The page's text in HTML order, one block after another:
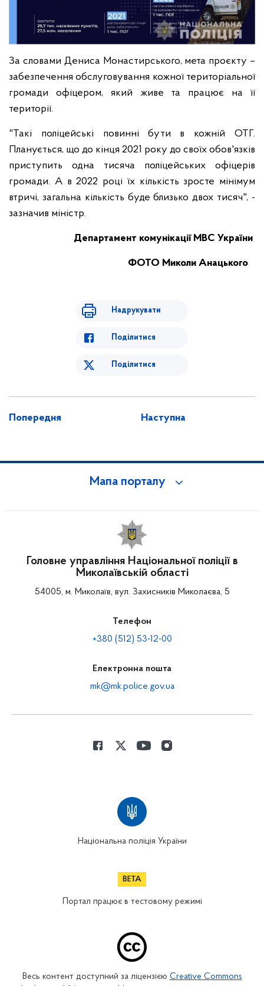
За словами Дениса Монастирського, мета проєкту –
забезпечення обслуговування кожної територіальної
громади офіцером, який живе та працює на її
території.
"Такі поліцейські повинні бути в кожній ОТГ.
Планується, що до кінця 2021 року до своїх обов'язків
приступить одна тисяча поліцейських офіцерів
громади. А в 2022 році їх кількість зросте мінімум
втричі, загальна кількість буде близько двох тисяч", -
зазначив міністр.
Департамент комунікації МВС України
ФОТО Миколи Анацького
Надрукувати
Поділитися
Поділитися
Попередня Наступна
Мапа порталу
Головне управління Національної поліції в
Миколаївській області
54005, м. Миколаїв, вул. Захисників Миколаєва, 5
Телефон
+380 (512) 53-12-00
Електронна пошта
mk@mk.police.gov.ua
Національна поліція України
Портал працює в тестовому режимі
Весь контент доступний за ліцензією Creative Commons